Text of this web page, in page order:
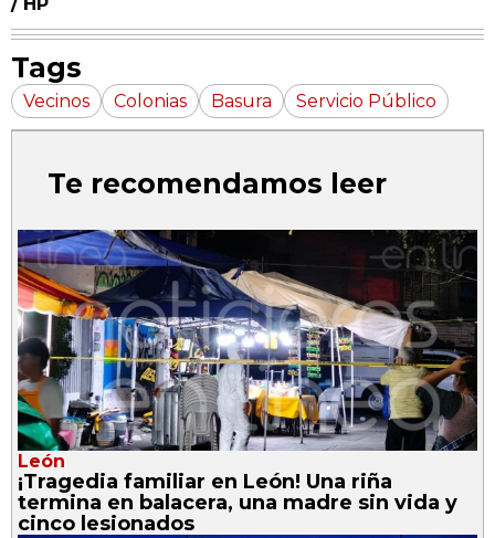
Tags
Vecinos Colonias Basura Servicio Público
Te recomendamos leer
León
¡Tragedia familiar en León! Una riña
termina en balacera, una madre sin vida y
cinco lesionados